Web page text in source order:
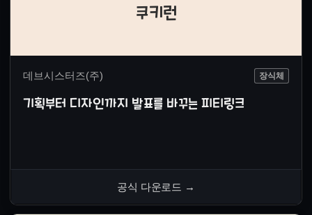
쿠키런
데브시스터즈(주) 장식체
기획부터 디자인까지 발표를 바꾸는 피티링크
공식 다운로드 →